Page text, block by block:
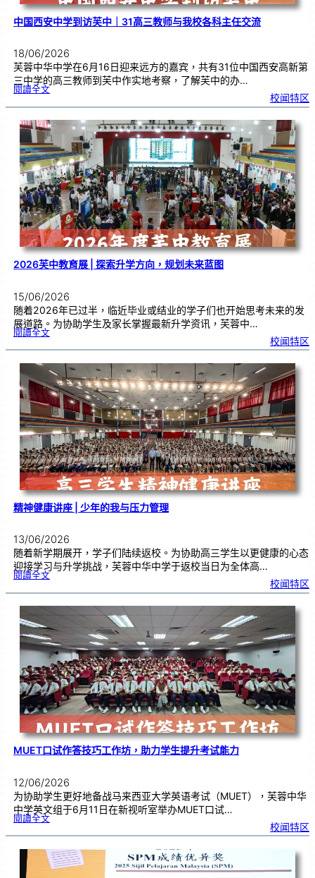
中国西安中学到访芙中｜31高三教师与我校各科主任交流
18/06/2026
芙蓉中华中学在6月16日迎来远方的嘉宾，共有31位中国西安高新第
三中学的高三教师到芙中作实地考察，了解芙中的办…
閱讀全文:中
安
学
到
访
芙
中
｜
3
1
高
三
教
师
与
我
校
各
科
主
任
交
流
校闻特区
2026芙中教育展 | 探索升学方向，规划未来蓝图
15/06/2026
随着2026年已过半，临近毕业或结业的学子们也开始思考未来的发
展道路。为协助学生及家长掌握最新升学资讯，芙蓉中…
閱讀全文:2
6
中
教
育
展
探
索
升
学
方
向
，
规
划
未
来
蓝
图
校闻特区
精神健康讲座 | 少年的我与压力管理
13/06/2026
随着新学期展开，学子们陆续返校。为协助高三学生以更健康的心态
迎接学习与升学挑战，芙蓉中华中学于返校当日为全体高…
閱讀全文:精
康
座
| 少
我
与
压
力
管
理
校闻特区
MUET口试作答技巧工作坊，助力学生提升考试能力
12/06/2026
为协助学生更好地备战马来西亚大学英语考试（MUET），芙蓉中华
中学英文组于6月11日在新视听室举办MUET口试…
閱讀全文:
M
T
试
作
答
技
巧
工
校闻特区